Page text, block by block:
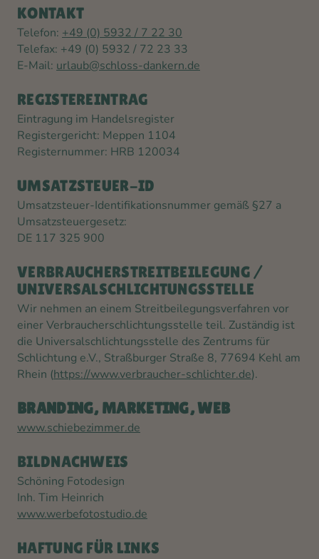
KONTAKT
Telefon: +49 (0) 5932 / 7 22 30
Telefax: +49 (0) 5932 / 72 23 33
E-Mail: urlaub@schloss-dankern.de
REGISTEREINTRAG
Eintragung im Handelsregister
Registergericht: Meppen 1104
Registernummer: HRB 120034
UMSATZSTEUER-ID
Umsatzsteuer-Identifikationsnummer gemäß §27 a
Umsatzsteuergesetz:
DE 117 325 900
VERBRAUCHERSTREITBEILEGUNG /
UNIVERSALSCHLICHTUNGSSTELLE
Wir nehmen an einem Streitbeilegungsverfahren vor
einer Verbraucherschlichtungsstelle teil. Zuständig ist
die Universalschlichtungsstelle des Zentrums für
Schlichtung e.V., Straßburger Straße 8, 77694 Kehl am
Rhein (https://www.verbraucher-schlichter.de).
BRANDING, MARKETING, WEB
www.schiebezimmer.de
BILDNACHWEIS
Schöning Fotodesign
Inh. Tim Heinrich
www.werbefotostudio.de
HAFTUNG FÜR LINKS